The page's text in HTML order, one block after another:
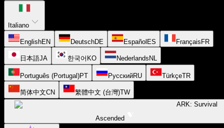
Italiano
EnglishEN DeutschDE Español ES Français FR
日本語JA 한국어 KO Nederlands NL
Português (Portugal)PT РусскийRU TürkçeTR
简体中文CN 繁體中文 (台灣)TW
ARK: Survival
Ascended